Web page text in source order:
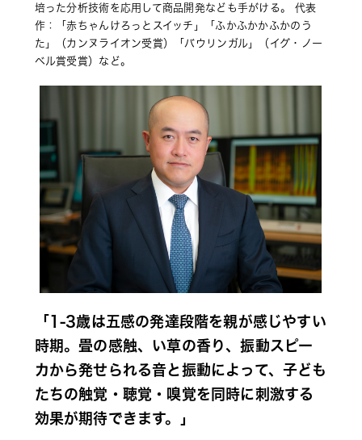
培った分析技術を応用して商品開発なども手がける。 代表
作：「赤ちゃんけろっとスイッチ」「ふかふかかふかのう
た」（カンヌライオン受賞）「バウリンガル」（イグ・ノー
ベル賞受賞）など。
「1-3歳は五感の発達段階を親が感じやすい
時期。畳の感触、い草の香り、振動スピー
カから発せられる音と振動によって、子ども
たちの触覚・聴覚・嗅覚を同時に刺激する
効果が期待できます。」